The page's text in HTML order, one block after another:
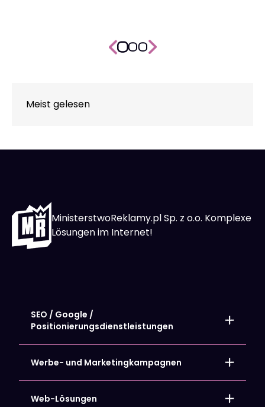
Meist gelesen
MinisterstwoReklamy.pl Sp. z o.o. Komplexe
Lösungen im Internet!
SEO / Google /
Positionierungsdienstleistungen
Lokale Positionierung – SEO-Seiten
Positionierung von Online-Shops
Positionierung der Website
Positionierung der Google My Business Card
Werbe- und Marketingkampagnen
Google Ads – Werbekampagnen
Facebook und Meta-Anzeigen
Web-Lösungen